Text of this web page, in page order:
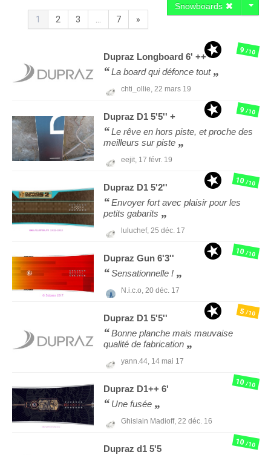
Snowboards
1
2 3 7 »
Dupraz Longboard 6' ++
La board qui défonce tout
chti_ollie, 22 mars 19
9/10
Dupraz D1 5'5'' +
Le rêve en hors piste, et proche des
meilleurs sur piste
eejit, 17 févr. 19
9/10
Dupraz D1 5'2''
Envoyer fort avec plaisir pour les
petits gabarits
luluchef, 25 déc. 17
10/10
Dupraz Gun 6'3''
Sensationnelle !
N.i.c.o, 20 déc. 17
10/10
Dupraz D1 5'5''
Bonne planche mais mauvaise
qualité de fabrication
yann.44, 14 mai 17
5/10
Dupraz D1++ 6'
Une fusée
Ghislain Madioff, 22 déc. 16
10/10
Dupraz d1 5'5
10/10